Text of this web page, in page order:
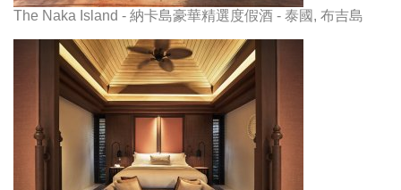
The Naka Island - 納卡島豪華精選度假酒 - 泰國, 布吉島